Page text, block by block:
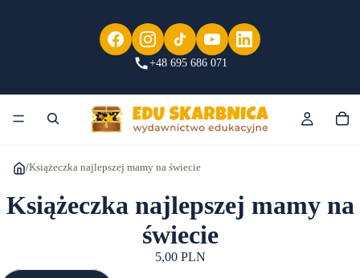
+48 695 686 071
/Książeczka najlepszej mamy na świecie
Książeczka najlepszej mamy na
świecie
5,00 PLN